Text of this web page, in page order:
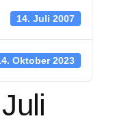
14. Juli 2007
Oktober 2023